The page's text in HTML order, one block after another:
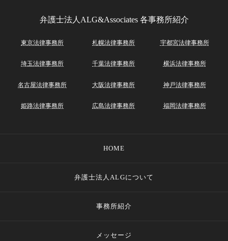
弁護士法人ALG&Associates 各事務所紹介
東京法律事務所 札幌法律事務所 宇都宮法律事務所
埼玉法律事務所 千葉法律事務所 横浜法律事務所
名古屋法律事務所 大阪法律事務所 神戸法律事務所
姫路法律事務所 広島法律事務所 福岡法律事務所
HOME
弁護士法人ALGについて
事務所紹介
メッセージ